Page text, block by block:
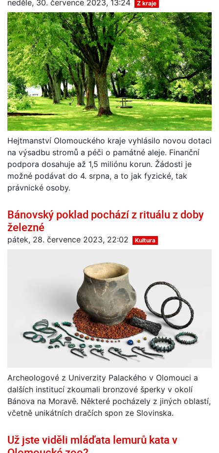
neděle, 30. července 2023, 13:24 Z kraje
Hejtmanství Olomouckého kraje vyhlásilo novou dotaci
na výsadbu stromů a péči o památné aleje. Finanční
podpora dosahuje až 1,5 miliónu korun. Žádosti je
možné podávat do 4. srpna, a to jak fyzické, tak
právnické osoby.
Bánovský poklad pochází z rituálu z doby
železné
pátek, 28. července 2023, 22:02 Kultura
Archeologové z Univerzity Palackého v Olomouci a
dalších institucí zkoumali bronzové šperky v okolí
Bánova na Moravě. Některé pocházely z jiných oblastí,
včetně unikátních dračích spon ze Slovinska.
Už jste viděli mláďata lemurů kata v